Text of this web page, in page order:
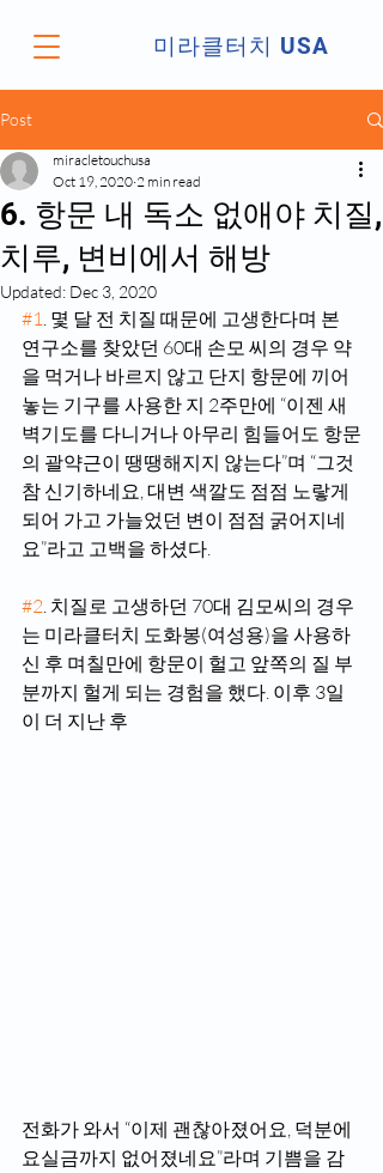
미라클터치 USA
Post
6. 항문 내 독소 없애야 치질,
치루, 변비에서 해방
miracletouchusa
Oct 19, 2020 2 min read
Updated: Dec 3, 2020
#1. 몇 달 전 치질 때문에 고생한다며 본
연구소를 찾았던 60대 손모 씨의 경우 약
을 먹거나 바르지 않고 단지 항문에 끼어
놓는 기구를 사용한 지 2주만에 “이젠 새
벽기도를 다니거나 아무리 힘들어도 항문
의 괄약근이 땡땡해지지 않는다”며 “그것
참 신기하네요, 대변 색깔도 점점 노랗게
되어 가고 가늘었던 변이 점점 굵어지네
요”라고 고백을 하셨다.
#2. 치질로 고생하던 70대 김모씨의 경우
는 미라클터치 도화봉(여성용)을 사용하
신 후 며칠만에 항문이 헐고 앞쪽의 질 부
분까지 헐게 되는 경험을 했다. 이후 3일
이 더 지난 후
전화가 와서 “이제 괜찮아졌어요, 덕분에
요실금까지 없어졌네요”라며 기쁨을 감